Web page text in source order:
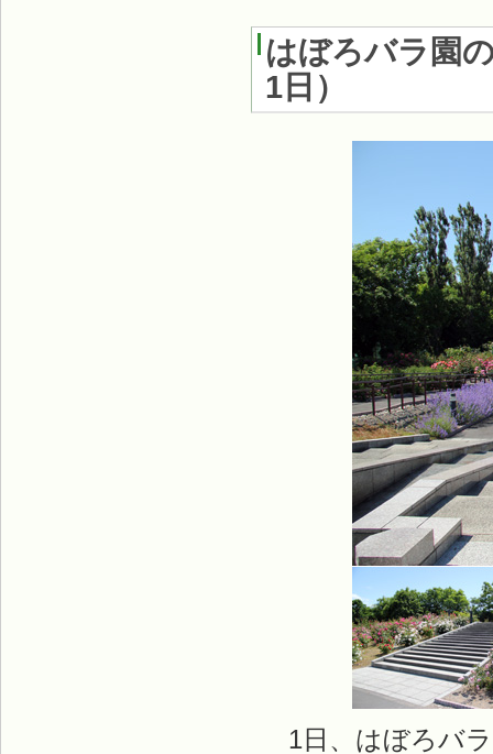
はぼろバラ園
1日 ）
1日、はぼろバ